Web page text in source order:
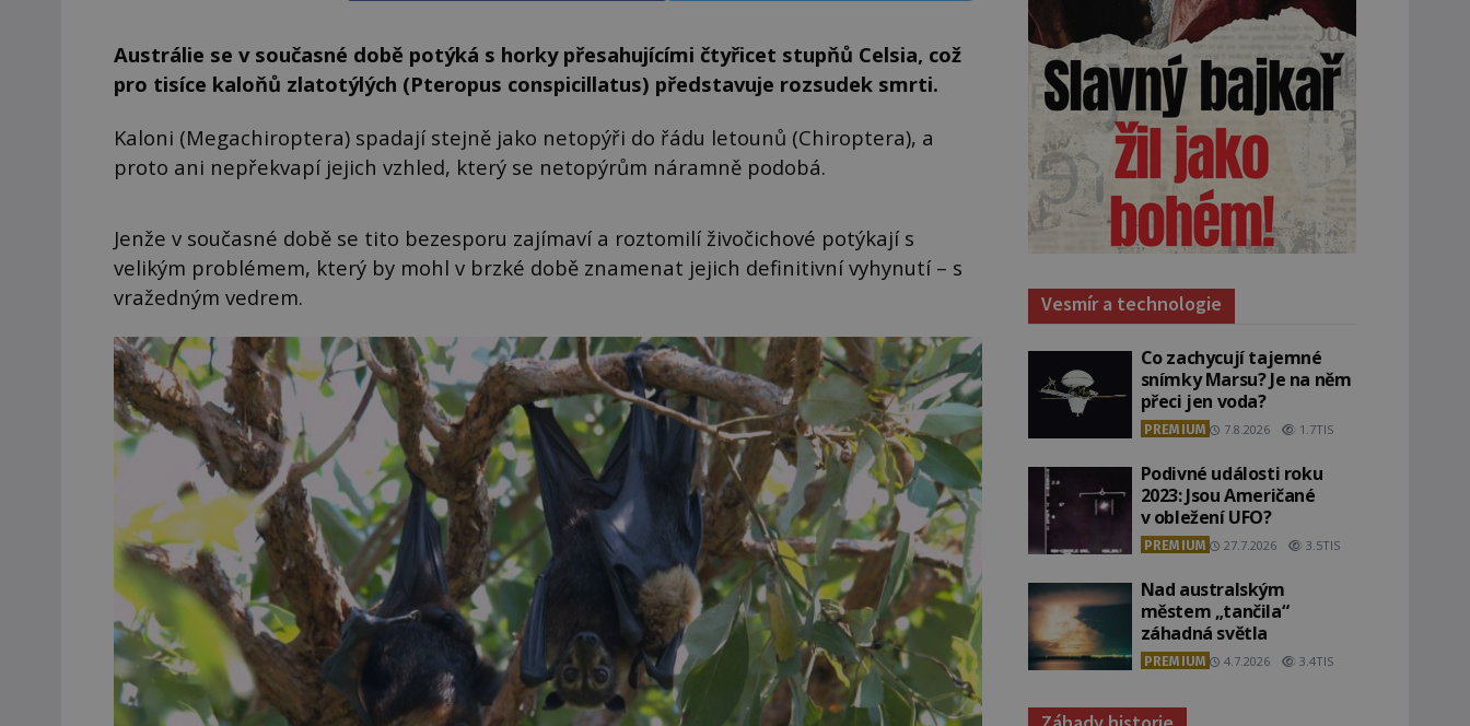
Austrálie se v současné době potýká s horky přesahujícími čtyřicet stupňů Celsia, což
pro tisíce kaloňů zlatotýlých (Pteropus conspicillatus) představuje rozsudek smrti.
Kaloni (Megachiroptera) spadají stejně jako netopýři do řádu letounů (Chiroptera), a
proto ani nepřekvapí jejich vzhled, který se netopýrům náramně podobá.
Jenže v současné době se tito bezesporu zajímaví a roztomilí živočichové potýkají s
velikým problémem, který by mohl v brzké době znamenat jejich definitivní vyhynutí – s
vražedným vedrem.
Vesmír a technologie
Co zachycují tajemné
snímky Marsu? Je na něm
přeci jen voda?
PREMIUM 7.8.2026 1.7TIS
Podivné události roku
2023: Jsou Američané
v obležení UFO?
PREMIUM 27.7.2026 3.5TIS
Nad australským
městem „tančila“
záhadná světla
PREMIUM 4.7.2026 3.4TIS